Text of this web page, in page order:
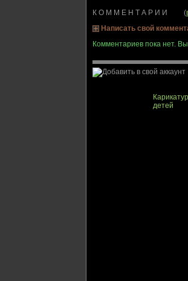
К О М М Е Н Т А Р И И (
Написать свой
Комментариев пока нет.
детей